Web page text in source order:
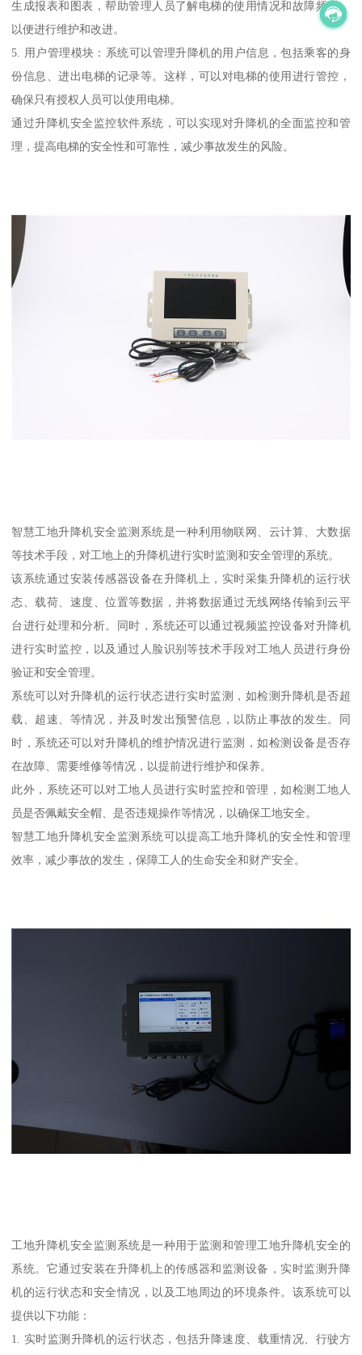
生成报表和图表，帮助管理人员了解电梯的使用情况和故障频率，
以便进行维护和改进。
5. 用户管理模块：系统可以管理升降机的用户信息，包括乘客的身
份信息、进出电梯的记录等。这样，可以对电梯的使用进行管控，
确保只有授权人员可以使用电梯。
通过升降机安全监控软件系统，可以实现对升降机的全面监控和管
理，提高电梯的安全性和可靠性，减少事故发生的风险。
智慧工地升降机安全监测系统是一种利用物联网、云计算、大数据
等技术手段，对工地上的升降机进行实时监测和安全管理的系统。
该系统通过安装传感器设备在升降机上，实时采集升降机的运行状
态、载荷、速度、位置等数据，并将数据通过无线网络传输到云平
台进行处理和分析。同时，系统还可以通过视频监控设备对升降机
进行实时监控，以及通过人脸识别等技术手段对工地人员进行身份
验证和安全管理。
系统可以对升降机的运行状态进行实时监测，如检测升降机是否超
载、超速、等情况，并及时发出预警信息，以防止事故的发生。同
时，系统还可以对升降机的维护情况进行监测，如检测设备是否存
在故障、需要维修等情况，以提前进行维护和保养。
此外，系统还可以对工地人员进行实时监控和管理，如检测工地人
员是否佩戴安全帽、是否违规操作等情况，以确保工地安全。
智慧工地升降机安全监测系统可以提高工地升降机的安全性和管理
效率，减少事故的发生，保障工人的生命安全和财产安全。
工地升降机安全监测系统是一种用于监测和管理工地升降机安全的
系统。它通过安装在升降机上的传感器和监测设备，实时监测升降
机的运行状态和安全情况，以及工地周边的环境条件。该系统可以
提供以下功能：
1. 实时监测升降机的运行状态，包括升降速度、载重情况、行驶方